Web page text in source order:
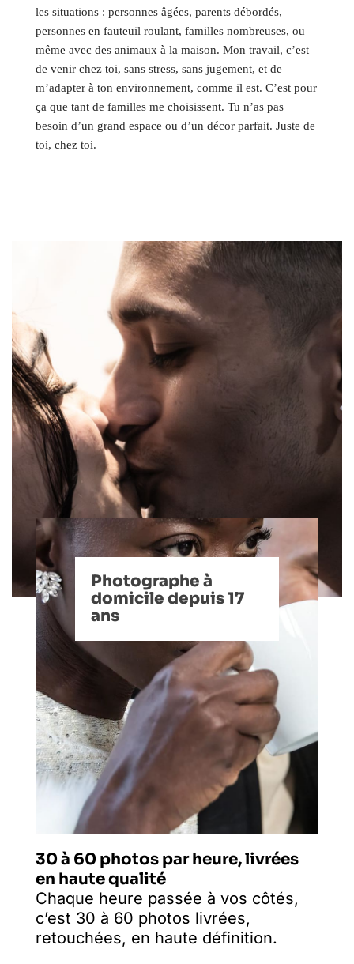
les situations : personnes âgées, parents débordés,
personnes en fauteuil roulant, familles nombreuses, ou
même avec des animaux à la maison. Mon travail, c’est
de venir chez toi, sans stress, sans jugement, et de
m’adapter à ton environnement, comme il est. C’est pour
ça que tant de familles me choisissent. Tu n’as pas
besoin d’un grand espace ou d’un décor parfait. Juste de
toi, chez toi.
Photographe à
domicile depuis 17
ans
30 à 60 photos par heure, livrées
en haute qualité
Chaque heure passée à vos côtés,
c’est 30 à 60 photos livrées,
retouchées, en haute définition.